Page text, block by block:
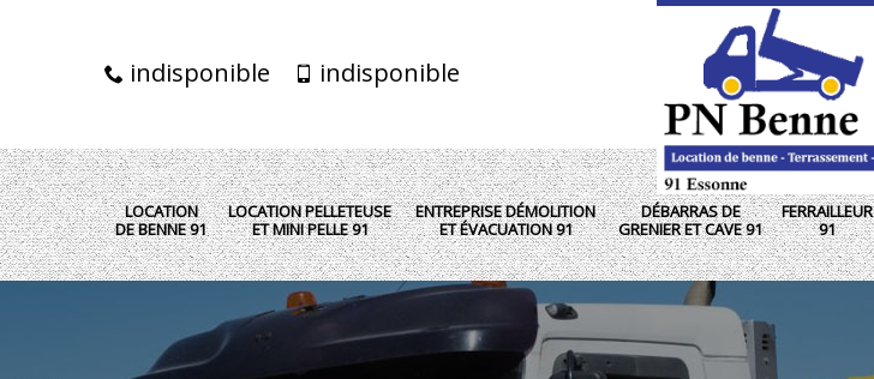
indisponible indisponible
LOCATION
DE BENNE 91
LOCATION PELLETEUSE
ET MINI PELLE 91
ENTREPRISE DÉMOLITION
ET ÉVACUATION 91
DÉBARRAS DE
GRENIER ET CAVE 91
FERRAILLEUR
91